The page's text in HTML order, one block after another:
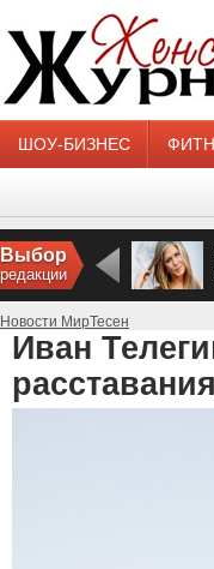
ШОУ-БИЗНЕС
Выбор
редакции
Новости МирТесен
Иван